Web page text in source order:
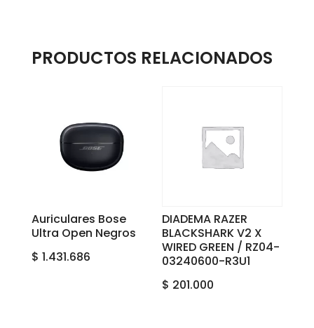
PRODUCTOS RELACIONADOS
Auriculares Bose
Ultra Open Negros
$ 1.431.686
DIADEMA RAZER
BLACKSHARK V2 X
WIRED GREEN / RZ04-
03240600-R3U1
$ 201.000